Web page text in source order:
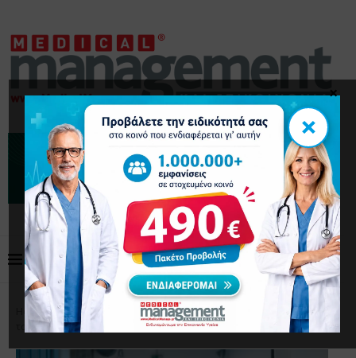
Home Επικαιρότητα
ΕΙΝΑΠ: Περίθαλψη πολλών
ταχυτήτων λόγω των ιδιωτικών ασφαλιστικών στο ΕΣΥ
×
×